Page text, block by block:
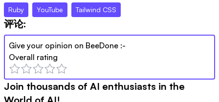
Ruby YouTube Tailwind CSS
评论:
Give your opinion on BeeDone :-
Overall rating
Join thousands of AI enthusiasts in the